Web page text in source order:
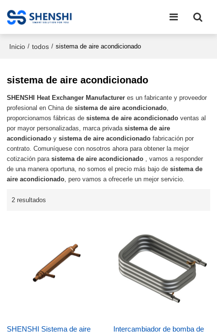
Inicio / todos / sistema de aire acondicionado
sistema de aire acondicionado
SHENSHI Heat Exchanger Manufacturer​ es un fabricante y proveedor
profesional en China desistema de aire acondicionado,
proporcionamos fábricas desistema de aire acondicionado ventas al
por mayor personalizadas, marca privadasistema de aire
acondicionado ysistema de aire acondicionado fabricación por
contrato. Comuníquese con nosotros ahora para obtener la mejor
cotización parasistema de aire acondicionado , vamos a responder
de una manera oportuna, no somos el precio más bajo desistema de
aire acondicionado, pero vamos a ofrecerle un mejor servicio.
2 resultados
SHENSHI Sistema de aire
Intercambiador de bomba de